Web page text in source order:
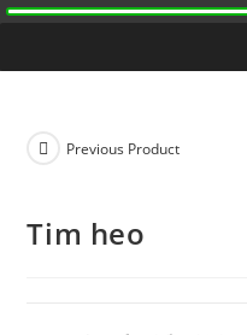
Previous Product
Tim heo